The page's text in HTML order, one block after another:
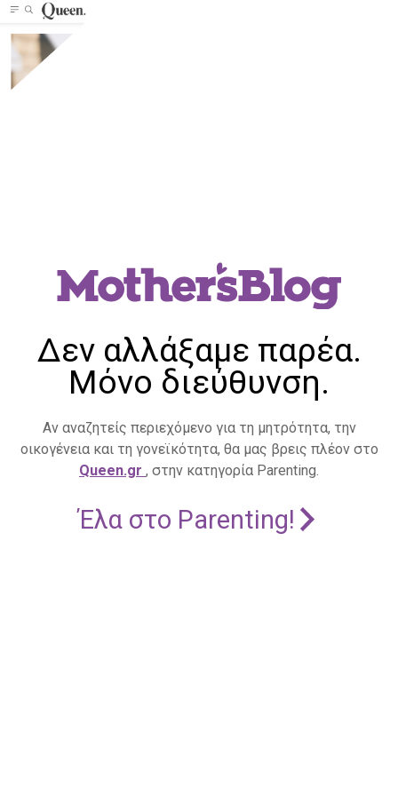
Δεν αλλάξαμε παρέα.
Μόνο διεύθυνση.
Αν αναζητείς περιεχόμενο για τη μητρότητα, την
οικογένεια και τη γονεϊκότητα, θα μας βρεις πλέον στο
Queen.gr , στην κατηγορία Parenting.
Έλα στο Parenting!